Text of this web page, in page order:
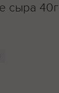
сыра 40г